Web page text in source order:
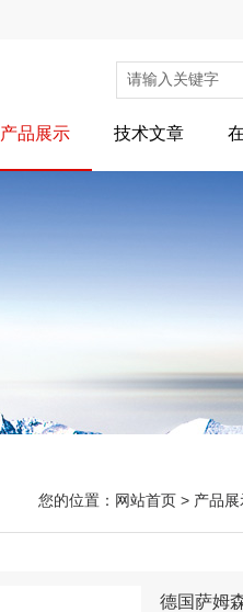
产品展示 技术文章
您的位置： 网站首页 > 产品展
德国萨姆